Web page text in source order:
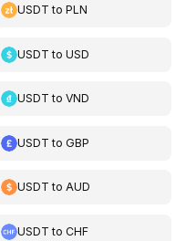
USDT toPLN
USDT toUSD
USDT toVND
USDT toGBP
USDT toAUD
USDT toCHF